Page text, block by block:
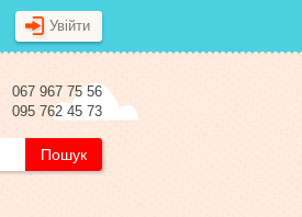
Увійти
067 967 75 56
095 762 45 73